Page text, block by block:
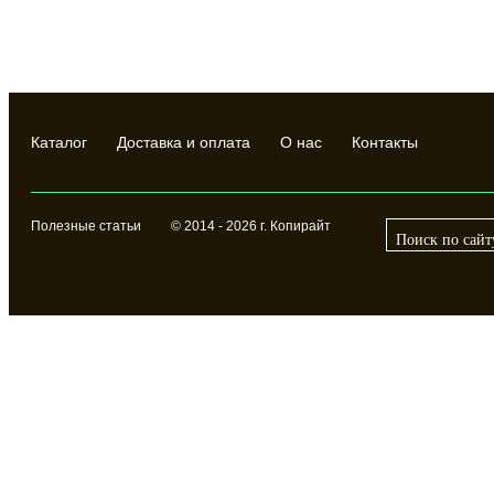
Каталог Доставка и оплата О нас Контакты
Полезные статьи © 2014 - 2026 г. Копирайт